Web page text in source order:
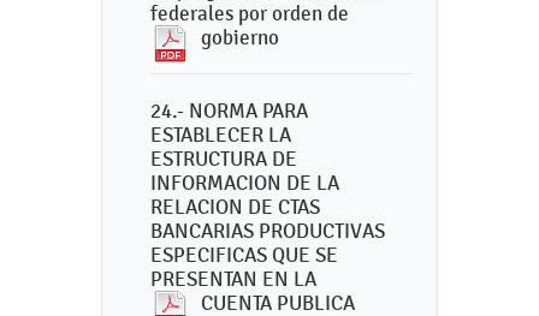
federales por orden de
gobierno
24.- NORMA PARA
ESTABLECER LA
ESTRUCTURA DE
INFORMACION DE LA
RELACION DE CTAS
BANCARIAS PRODUCTIVAS
ESPECIFICAS QUE SE
PRESENTAN EN LA
CUENTA PUBLICA